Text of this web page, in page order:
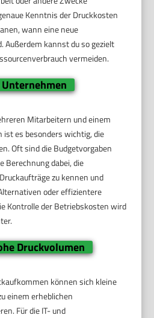
Kenntnis der Druckkosten
wann eine neue
Außerdem kannst du so gezielt
vermeiden.
Mitarbeitern und einem
ist es besonders wichtig, die
Oft sind die Budgetvorgaben
Berechnung dabei, die
zu kennen und
oder effizientere
Kontrolle der Betriebskosten wird
Druckvolumen
können sich kleine
einem erheblichen
Für die IT- und